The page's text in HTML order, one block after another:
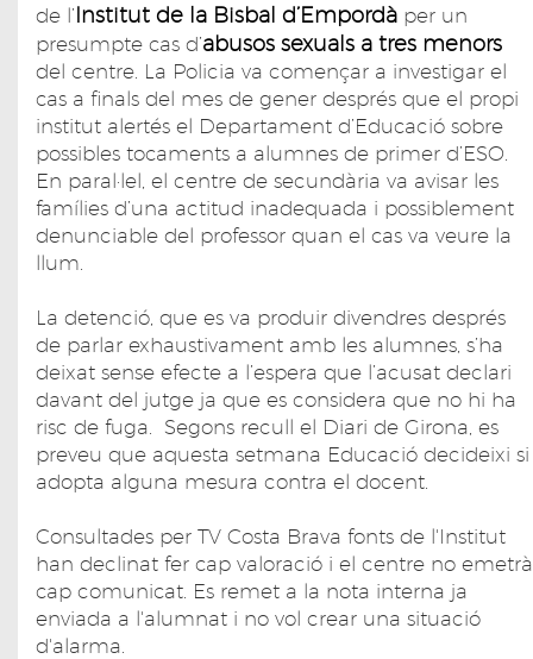
de l’Institut de la Bisbal d’Empordà per un
presumpte cas d’abusos sexuals a tres menors
del centre. La Policia va començar a investigar el
cas a finals del mes de gener després que el propi
institut alertés el Departament d’Educació sobre
possibles tocaments a alumnes de primer d’ESO.
En paral·lel, el centre de secundària va avisar les
famílies d’una actitud inadequada i possiblement
denunciable del professor quan el cas va veure la
llum.
La detenció, que es va produir divendres després
de parlar exhaustivament amb les alumnes, s’ha
deixat sense efecte a l’espera que l’acusat declari
davant del jutge ja que es considera que no hi ha
risc de fuga. Segons recull el Diari de Girona, es
preveu que aquesta setmana Educació decideixi si
adopta alguna mesura contra el docent.
Consultades per TV Costa Brava fonts de l'Institut
han declinat fer cap valoració i el centre no emetrà
cap comunicat. Es remet a la nota interna ja
enviada a l'alumnat i no vol crear una situació
d'alarma.